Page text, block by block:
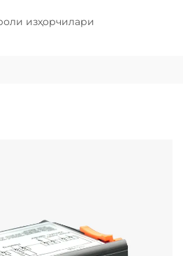
изҳорчилари